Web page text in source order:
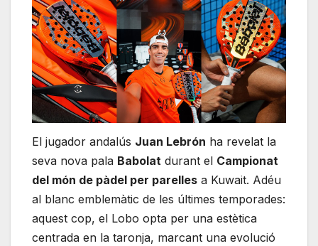
El jugador andalús Juan Lebrón ha revelat la
seva nova pala Babolat durant el Campionat
del món de pàdel per parelles a Kuwait. Adéu
al blanc emblemàtic de les últimes temporades:
aquest cop, el Lobo opta per una estètica
centrada en la taronja, marcant una evolució